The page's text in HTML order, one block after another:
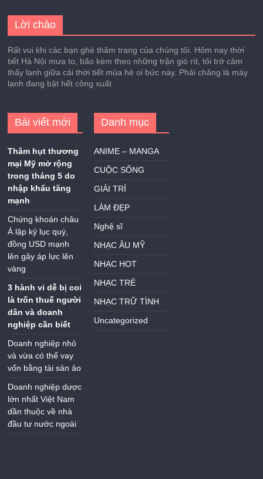
Lời chào
Rất vui khi các bạn ghé thăm trang của chúng tôi. Hôm nay thời
tiết Hà Nội mưa to, bão kèm theo những trận gió rít, tôi trở cảm
thấy lạnh giữa cái thời tiết mùa hè oi bức này. Phải chăng là máy
lạnh đang bật hết công xuất
Bài viết mới
Thâm hụt thương
mại Mỹ mở rộng
trong tháng 5 do
nhập khẩu tăng
mạnh
Chứng khoán châu
Á lập kỷ lục quý,
đồng USD mạnh
lên gây áp lực lên
vàng
3 hành vi dễ bị coi
là trốn thuế người
dân và doanh
nghiệp cần biết
Doanh nghiệp nhỏ
và vừa có thể vay
vốn bằng tài sản ảo
Doanh nghiệp dược
lớn nhất Việt Nam
dần thuộc về nhà
đầu tư nước ngoài
Danh mục
ANIME – MANGA
CUỘC SỐNG
GIẢI TRÍ
LÀM ĐẸP
Nghệ sĩ
NHẠC ÂU MỸ
NHẠC HOT
NHẠC TRẺ
NHẠC TRỮ TÌNH
Uncategorized